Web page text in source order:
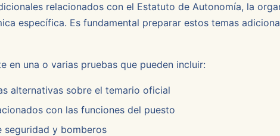
relacionados con el Estatuto de Autonomía, la
específica. Es fundamental preparar estos temas
en una o varias pruebas que pueden incluir:
alternativas sobre el temario oficial
con las funciones del puesto
seguridad y bomberos